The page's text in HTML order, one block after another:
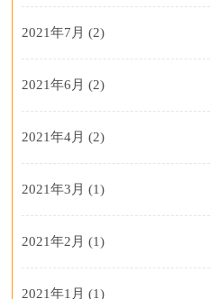
2021年7月 (2)
2021年6月 (2)
2021年4月 (2)
2021年3月 (1)
2021年2月 (1)
2021年1月 (1)